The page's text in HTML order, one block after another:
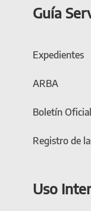
Guía
Expedientes
ARBA
Boletín Oficial
Registro de
Uso